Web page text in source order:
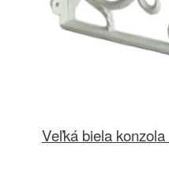
Veľká biela